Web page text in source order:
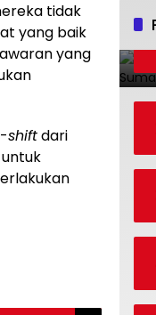
tidak
yang baik
yang
shiftdari